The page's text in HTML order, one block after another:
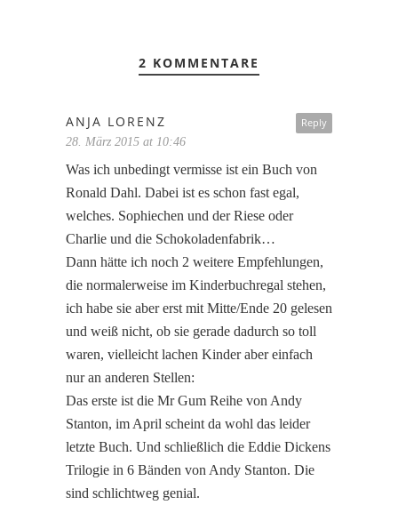
2 KOMMENTARE
Reply
ANJA LORENZ
28. März 2015 at 10:46
Was ich unbedingt vermisse ist ein Buch von
Ronald Dahl. Dabei ist es schon fast egal,
welches. Sophiechen und der Riese oder
Charlie und die Schokoladenfabrik…
Dann hätte ich noch 2 weitere Empfehlungen,
die normalerweise im Kinderbuchregal stehen,
ich habe sie aber erst mit Mitte/Ende 20 gelesen
und weiß nicht, ob sie gerade dadurch so toll
waren, vielleicht lachen Kinder aber einfach
nur an anderen Stellen:
Das erste ist die Mr Gum Reihe von Andy
Stanton, im April scheint da wohl das leider
letzte Buch. Und schließlich die Eddie Dickens
Trilogie in 6 Bänden von Andy Stanton. Die
sind schlichtweg genial.